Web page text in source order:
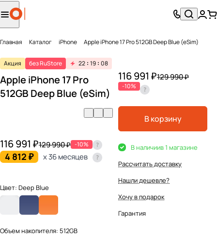
Главная Каталог iPhone Apple iPhone 17 Pro 512GB Deep Blue (eSim)
Акция без RuStore 22 19 08
Apple iPhone 17 Pro
512GB Deep Blue (eSim)
116 991 ₽129 990 ₽ -10%
4 812 ₽ x 36 месяцев
Цвет: Deep Blue
Объем накопителя: 512GB
116 991 ₽129 990 ₽
-10%
В корзину
В наличиив 1 магазине
Рассчитать доставку
Нашли дешевле?
Хочу в подарок
Гарантия